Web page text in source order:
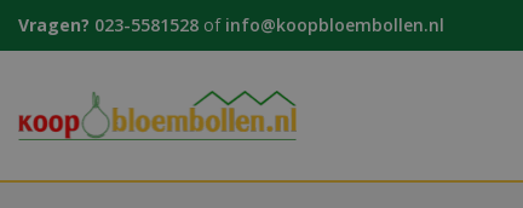
naar
Vragen? 023-5581528 of info@koopbloembollen.nl